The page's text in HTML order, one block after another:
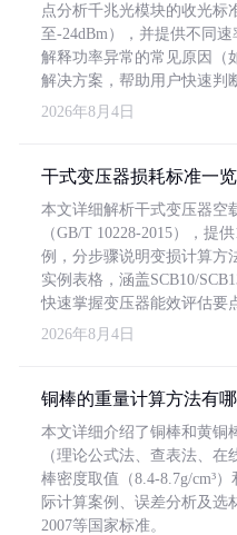
点分析千兆光模块的收光标
至-24dBm），并提供不同
解释功率异常的常见原因（
解决方案，帮助用户快速判
2026年8月4日
干式变压器损耗标准一
本文详细解析干式变压器空
（GB/T 10228-2015），提
例，分步骤说明变损计算方
实例表格，涵盖SCB10/
快速掌握变压器能效评估要
2026年8月4日
铜棒的重量计算方法有
本文详细介绍了铜棒和黄铜
（理论公式法、查表法、
棒密度取值（8.4-8.7g/cm³
际计算案例、误差分析及选
2007等国家标准。